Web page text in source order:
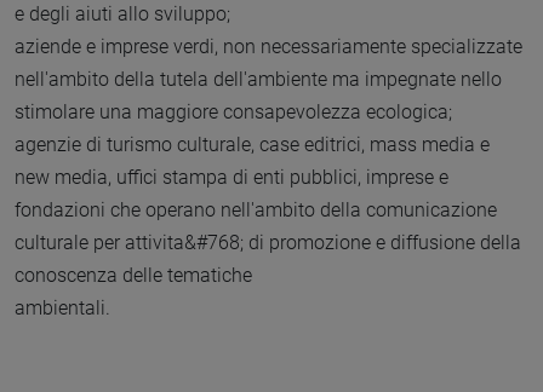
e degli aiuti allo sviluppo;
aziende e imprese verdi, non necessariamente specializzate
nell'ambito della tutela dell'ambiente ma impegnate nello
stimolare una maggiore consapevolezza ecologica;
agenzie di turismo culturale, case editrici, mass media e
new media, uffici stampa di enti pubblici, imprese e
fondazioni che operano nell'ambito della comunicazione
culturale per attivita&#768; di promozione e diffusione della
conoscenza delle tematiche
ambientali.